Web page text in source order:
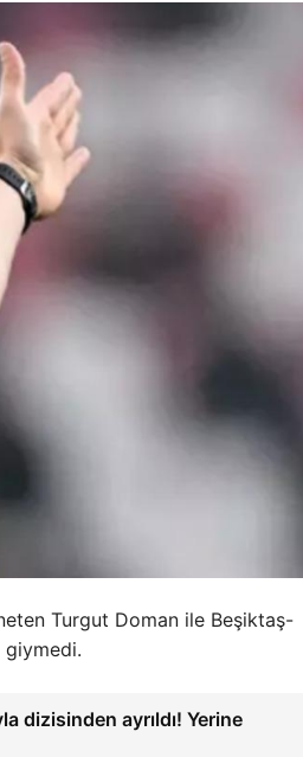
Turgut Doman ile Beşiktaş-
giymedi.
dizisinden ayrıldı! Yerine